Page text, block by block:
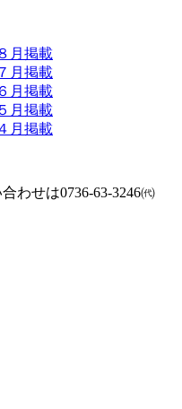
月掲載
月掲載
月掲載
月掲載
月掲載
わせは0736-63-3246㈹